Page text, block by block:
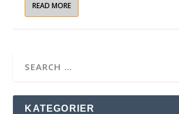
READ MORE
KATEGORIER